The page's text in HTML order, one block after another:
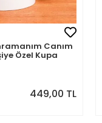
Canım
Özel Kupa
449,00 TL